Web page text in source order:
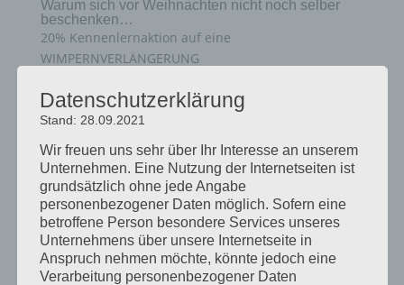
Warum sich vor Weihnachten nicht noch selber
beschenken…
20% Kennenlernaktion auf eine
WIMPERNVERLÄNGERUNG
30.November 2018
Neueste Beiträge
Datenschutzerklärung
Stand: 28.09.2021
Wir freuen uns sehr über Ihr Interesse an unserem
Unternehmen. Eine Nutzung der Internetseiten ist
grundsätzlich ohne jede Angabe
personenbezogener Daten möglich. Sofern eine
betroffene Person besondere Services unseres
Unternehmens über unsere Internetseite in
Anspruch nehmen möchte, könnte jedoch eine
Verarbeitung personenbezogener Daten